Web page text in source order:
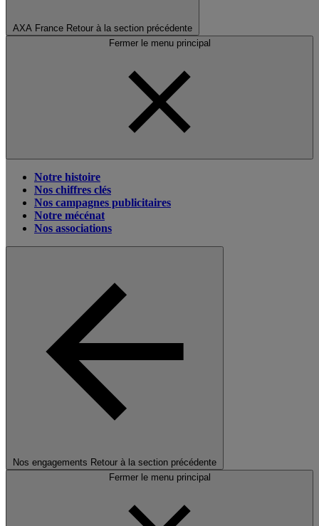
AXA France Retour à la section précédente
Fermer le menu principal
Notre histoire
Nos chiffres clés
Nos campagnes publicitaires
Notre mécénat
Nos associations
Nos engagements Retour à la section précédente
Fermer le menu principal